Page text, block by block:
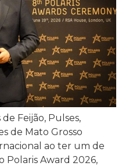
Feijão, Pulses,
de Mato Grosso
ao ter um de
Polaris Award 2026,